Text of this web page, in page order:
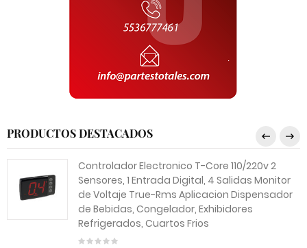
PRODUCTOS DESTACADOS
Controlador Electronico T-Core 110/220v 2
Sensores, 1 Entrada Digital, 4 Salidas Monitor
de Voltaje True-Rms Aplicacion Dispensador
de Bebidas, Congelador, Exhibidores
Refrigerados, Cuartos Frios